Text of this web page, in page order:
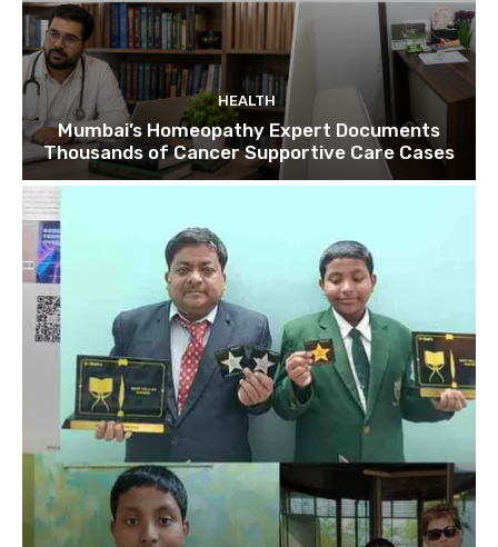
HEALTH
Mumbai’s Homeopathy Expert Documents
Thousands of Cancer Supportive Care Cases